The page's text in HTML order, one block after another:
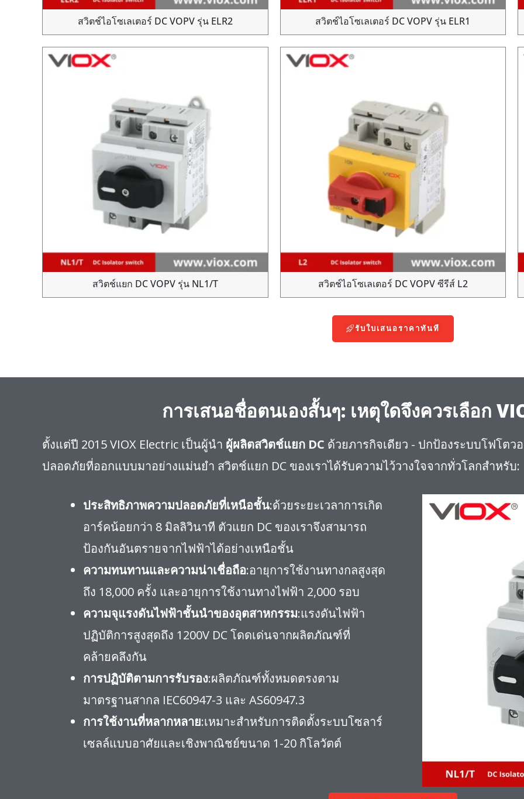
สวิตช์ไอโซเลเตอร์ DC VOPV รุ่น ELR2 สวิตช์ไอโซเลเตอร์ DC VOPV รุ่น ELR1
สวิตช์แยก DC VOPV รุ่น NL1/T สวิตช์ไอโซเลเตอร์ DC VOPV ซีรีส์ L2
รับใบเสนอราคาทันที
การเสนอชื่อตนเองสั้นๆ: เหตุใดจึงควรเลือก
ตั้งแต่ปี 2015 VIOX Electric เป็นผู้นำ ผู้ผลิตสวิตช์แยก DC ด้วยภารกิจเดียว - ปกป้องระบบโฟโต
ปลอดภัยที่ออกแบบมาอย่างแม่นยำ สวิตช์แยก DC ของเราได้รับความไว้วางใจจากทั่วโลกสำหรับ:
ประสิทธิภาพความปลอดภัยที่เหนือชั้น:ด้วยระยะเวลาการเกิด
อาร์คน้อยกว่า 8 มิลลิวินาที ตัวแยก DC ของเราจึงสามารถ
ป้องกันอันตรายจากไฟฟ้าได้อย่างเหนือชั้น
ความทนทานและความน่าเชื่อถือ:อายุการใช้งานทางกลสูงสุด
ถึง 18,000 ครั้ง และอายุการใช้งานทางไฟฟ้า 2,000 รอบ
ความจุแรงดันไฟฟ้าชั้นนำของอุตสาหกรรม:แรงดันไฟฟ้า
ปฏิบัติการสูงสุดถึง 1200V DC โดดเด่นจากผลิตภัณฑ์ที่
คล้ายคลึงกัน
การปฏิบัติตามการรับรอง:ผลิตภัณฑ์ทั้งหมดตรงตาม
มาตรฐานสากล IEC60947-3 และ AS60947.3
การใช้งานที่หลากหลาย:เหมาะสำหรับการติดตั้งระบบโซลาร์
เซลล์แบบอาศัยและเชิงพาณิชย์ขนาด 1-20 กิโลวัตต์